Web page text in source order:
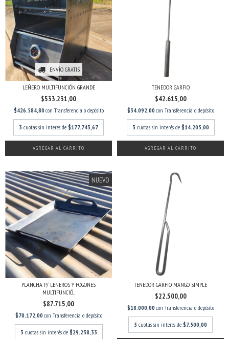
ENVÍO GRATIS
LEÑERO MULTIFUNCIÓN GRANDE
$533.231,00
$426.584,80con Transferencia o depósito
3 cuotas sin interés de $177.743,67
AGREGAR AL CARRITO
TENEDOR GARFIO
$42.615,00
$34.092,00con Transferencia o depósito
3 cuotas sin interés de $14.205,00
AGREGAR AL CARRITO
NUEVO
PLANCHA P/ LEÑEROS Y FOGONES
MULTIFUNCIÓ...
$87.715,00
$70.172,00con Transferencia o depósito
3 cuotas sin interés de $29.238,33
TENEDOR GARFIO MANGO SIMPLE
$22.500,00
$18.000,00con Transferencia o depósito
3 cuotas sin interés de $7.500,00